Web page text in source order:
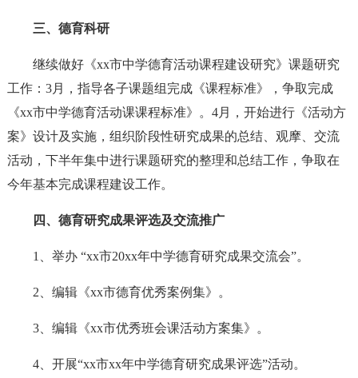
三、德育科研
继续做好《xx市中学德育活动课程建设研究》课题研究
工作：3月，指导各子课题组完成《课程标准》，争取完成
《xx市中学德育活动课课程标准》。4月，开始进行《活动方
案》设计及实施，组织阶段性研究成果的总结、观摩、交流
活动，下半年集中进行课题研究的整理和总结工作，争取在
今年基本完成课程建设工作。
四、德育研究成果评选及交流推广
1、举办 “xx市20xx年中学德育研究成果交流会”。
2、编辑《xx市德育优秀案例集》。
3、编辑《xx市优秀班会课活动方案集》。
4、开展“xx市xx年中学德育研究成果评选”活动。